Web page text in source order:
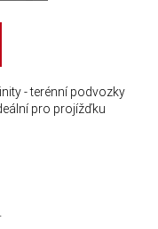
- terénní podvozky
pro projížďku